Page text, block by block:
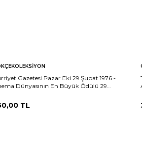
Gazetesi Pazar Eki 29 Şubat 1976 -
Dünyasının En Büyük Ödülü 29
TL